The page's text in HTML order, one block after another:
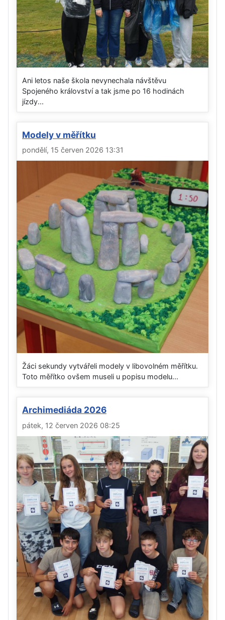
Ani letos naše škola nevynechala návštěvu
Spojeného království a tak jsme po 16 hodinách
jízdy...
Modely v měřítku
pondělí, 15 červen 2026 13:31
Žáci sekundy vytvářeli modely v libovolném měřítku.
Toto měřítko ovšem museli u popisu modelu...
Archimediáda 2026
pátek, 12 červen 2026 08:25